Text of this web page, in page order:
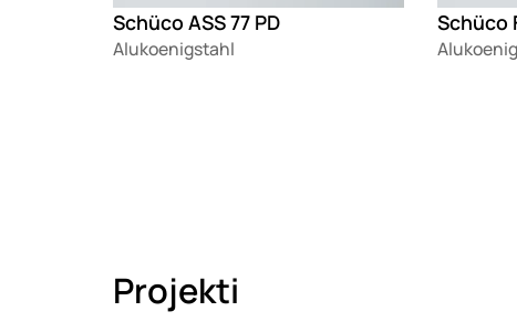
Schüco ASS 77 PD
Alukoenigstahl
Schüco
Projekti